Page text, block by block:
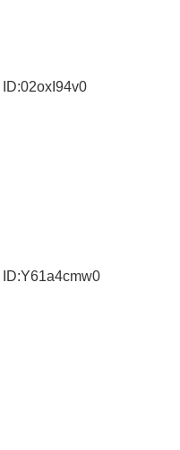
ID:02oxI94v0
ID:Y61a4cmw0